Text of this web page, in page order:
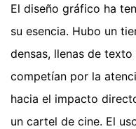
El diseño gráfico ha
su esencia. Hubo un
densas, llenas de
competían por la
hacia el impacto
un cartel de cine. El